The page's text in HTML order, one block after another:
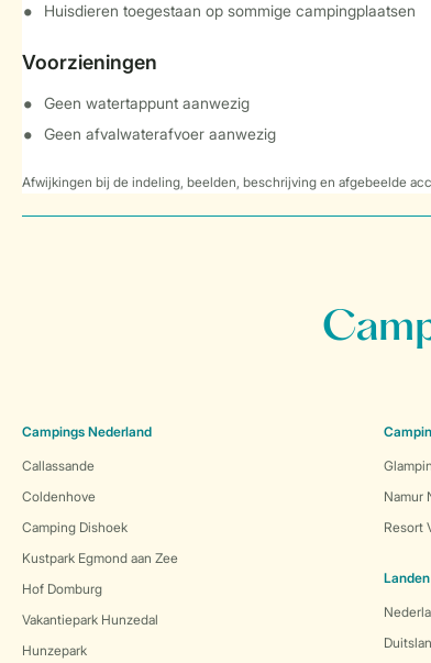
Huisdieren toegestaan op sommige campingplaatsen
Voorzieningen
Geen watertappunt aanwezig
Geen afvalwaterafvoer aanwezig
Afwijkingen bij de indeling, beelden, beschrijving en afgebeelde
Campings Nederland
Callassande
Coldenhove
Camping Dishoek
Kustpark Egmond aan Zee
Hof Domburg
Vakantiepark Hunzedal
Hunzepark
Namur
Resort
Landen